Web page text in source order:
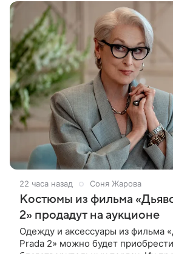
22 часа назад Соня Жарова
Костюмы из фильма
2» продадут на аукционе
Одежду и аксессуары из фильма
Prada 2» можно будет